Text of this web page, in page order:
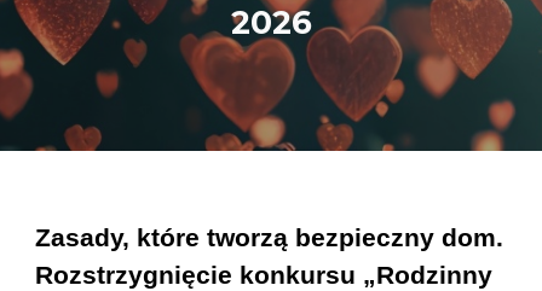
2026
Zasady, które tworzą bezpieczny dom.
Rozstrzygnięcie konkursu „Rodzinny